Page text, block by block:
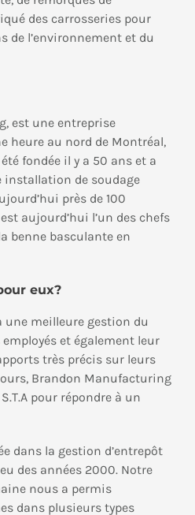
des carrosseries pour
de l’environnement et du
est une entreprise
heure au nord de Montréal,
fondée il y a 50 ans et a
installation de soudage
près de 100
aujourd’hui l’un des chefs
benne basculante en
eux?
meilleure gestion du
et également leur
très précis sur leurs
Brandon Manufacturing
pour répondre à un
dans la gestion d’entrepôt
des années 2000. Notre
nous a permis
dans plusieurs types